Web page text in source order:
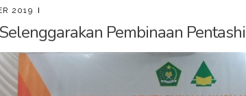
2019
Pembinaan